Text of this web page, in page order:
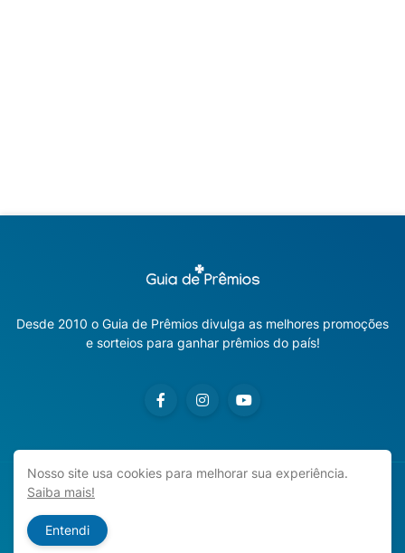
Desde 2010 o Guia de Prêmios divulga as melhores promoções
e sorteios para ganhar prêmios do país!
Copyright ©
Início
Sobre o Blog
Nosso site usa cookies para melhorar sua experiência.
Saiba mais!
Entendi